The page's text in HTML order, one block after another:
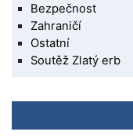
Bezpečnost
Zahraničí
Ostatní
Soutěž Zlatý erb